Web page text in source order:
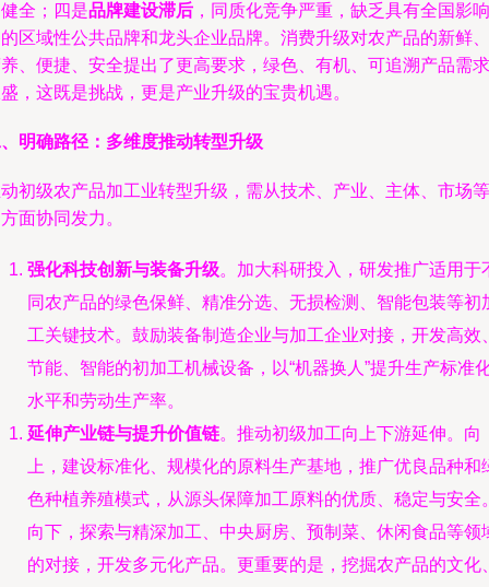
全；四是品牌建设滞后 ，同质化竞争严重，缺乏具有全国影响
区域性公共品牌和龙头企业品牌。消费升级对农产品的新鲜、
、便捷、安全提出了更高要求，绿色、有机、可追溯产品需求
，这既是挑战，更是产业升级的宝贵机遇。
明确路径：多维度推动转型升级
初级农产品加工业转型升级，需从技术、产业、主体、市场等
面协同发力。
强化科技创新与装备升级。加大科研投入，研发推广适用于
同农产品的绿色保鲜、精准分选、无损检测、智能包装等初
工关键技术。鼓励装备制造企业与加工企业对接，开发高效
节能、智能的初加工机械设备，以“机器换人”提升生产标准
水平和劳动生产率。
延伸产业链与提升价值链。推动初级加工向上下游延伸。向
上，建设标准化、规模化的原料生产基地，推广优良品种和
色种植养殖模式，从源头保障加工原料的优质、稳定与安全
向下，探索与精深加工、中央厨房、预制菜、休闲食品等领
的对接，开发多元化产品。更重要的是，挖掘农产品的文化